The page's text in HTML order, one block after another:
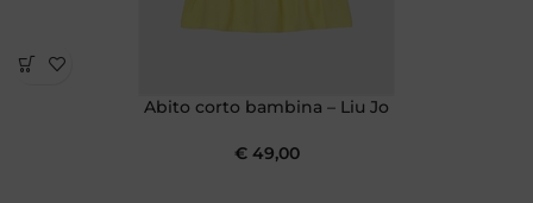
Abito corto bambina – Liu Jo
€49,00